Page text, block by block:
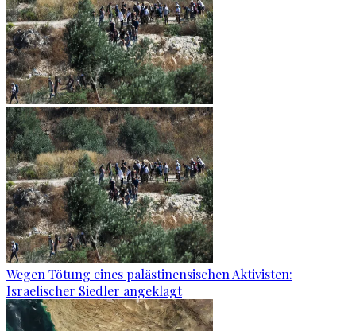
Wegen Tötung eines palästinensischen Aktivisten:
Israelischer Siedler angeklagt